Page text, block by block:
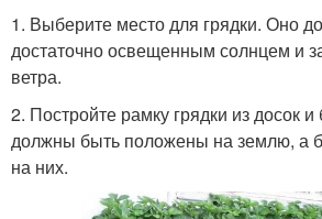
1. Выберите место для грядки. Оно
достаточно освещенным солнцем и
ветра.
2. Постройте рамку грядки из досок и
должны быть положены на землю, а
на них.